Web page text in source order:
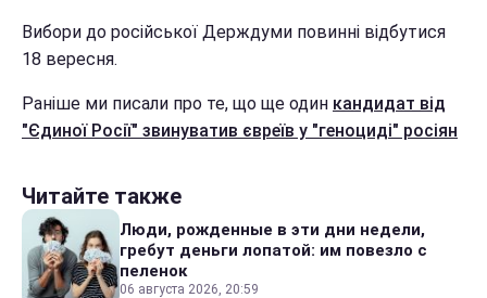
Вибори до російської Держдуми повинні відбутися
18 вересня.
Раніше ми писали про те, що ще один кандидат від
"Єдиної Росії" звинуватив євреїв у "геноциді" росіян
Читайте также
Люди, рожденные в эти дни недели,
гребут деньги лопатой: им повезло с
пеленок
06 августа 2026, 20:59